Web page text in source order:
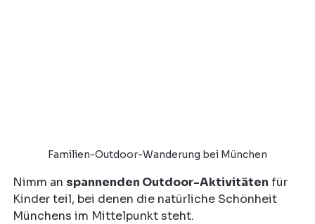
Familien-Outdoor-Wanderung bei München
Nimm an spannenden Outdoor-Aktivitäten für
Kinder teil, bei denen die natürliche Schönheit
Münchens im Mittelpunkt steht.